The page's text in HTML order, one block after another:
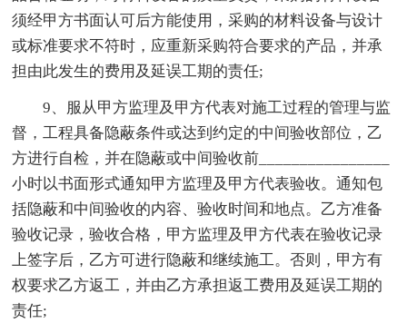
须经甲方书面认可后方能使用，采购的材料设备与设计
或标准要求不符时，应重新采购符合要求的产品，并承
担由此发生的费用及延误工期的责任;
9、服从甲方监理及甲方代表对施工过程的管理与监
督，工程具备隐蔽条件或达到约定的中间验收部位，乙
方进行自检，并在隐蔽或中间验收前________________
小时以书面形式通知甲方监理及甲方代表验收。通知包
括隐蔽和中间验收的内容、验收时间和地点。乙方准备
验收记录，验收合格，甲方监理及甲方代表在验收记录
上签字后，乙方可进行隐蔽和继续施工。否则，甲方有
权要求乙方返工，并由乙方承担返工费用及延误工期的
责任;